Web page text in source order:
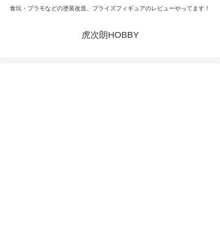
食玩・プラモなどの塗装改造、プライズフィギュアのレビューやってます！
虎次朗HOBBY